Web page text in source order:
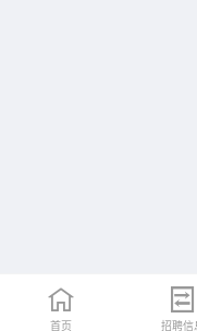
首页 招聘信